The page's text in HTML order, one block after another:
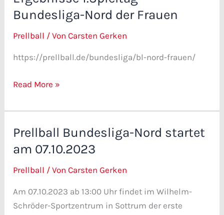
Bundesliga-Nord der Frauen
Prellball / VonCarsten Gerken
https://prellball.de/bundesliga/bl-nord-frauen/
1.Spieltag
Nord
der
Read More »
Prellball Bundesliga-Nord startet
am 07.10.2023
Prellball / VonCarsten Gerken
Am 07.10.2023 ab 13:00 Uhr findet im Wilhelm-
Schröder-Sportzentrum in Sottrum der erste
Prellball
Bundesliga-
startet
am
07.10.2023